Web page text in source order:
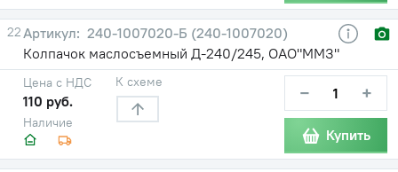
22
240-1007020-Б (240-1007020)
Колпачок маслосъемный Д-240/245, ОАО"ММЗ"
Наличие
Цена с НДС
110 руб.
К схеме − +
Купить